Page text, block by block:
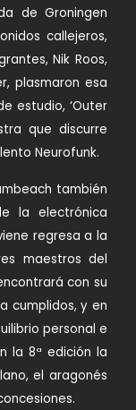
de Groningen
callejeros,
Nik Roos,
plasmaron esa
estudio, ‘Outer
que discurre
Neurofunk.
también
la electrónica
regresa a la
maestros del
con su
cumplidos, y en
personal e
la 8ª edición la
el aragonés